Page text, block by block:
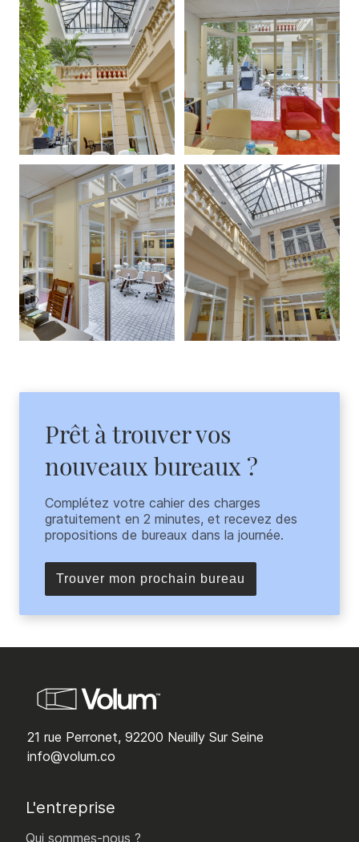
Prêt à trouver vos
nouveaux bureaux ?
Complétez votre cahier des charges
gratuitement en 2 minutes, et recevez des
propositions de bureaux dans la journée.
Trouver mon prochain bureau
21 rue Perronet, 92200 Neuilly Sur Seine
info@volum.co
L'entreprise
Qui sommes-nous ?